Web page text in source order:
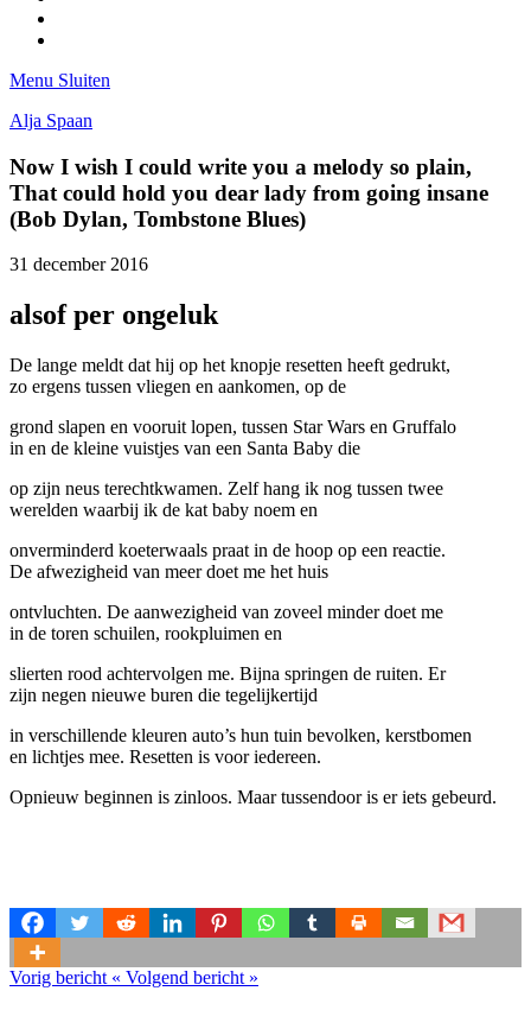
Menu Sluiten
Alja Spaan
Now I wish I could write you a melody so plain,
That could hold you dear lady from going insane
(Bob Dylan, Tombstone Blues)
31 december 2016
alsof per ongeluk
De lange meldt dat hij op het knopje resetten heeft gedrukt,
zo ergens tussen vliegen en aankomen, op de
grond slapen en vooruit lopen, tussen Star Wars en Gruffalo
in en de kleine vuistjes van een Santa Baby die
op zijn neus terechtkwamen. Zelf hang ik nog tussen twee
werelden waarbij ik de kat baby noem en
onverminderd koeterwaals praat in de hoop op een reactie.
De afwezigheid van meer doet me het huis
ontvluchten. De aanwezigheid van zoveel minder doet me
in de toren schuilen, rookpluimen en
slierten rood achtervolgen me. Bijna springen de ruiten. Er
zijn negen nieuwe buren die tegelijkertijd
in verschillende kleuren auto’s hun tuin bevolken, kerstbomen
en lichtjes mee. Resetten is voor iedereen.
Opnieuw beginnen is zinloos. Maar tussendoor is er iets gebeurd.
Vorig bericht « Volgend bericht »